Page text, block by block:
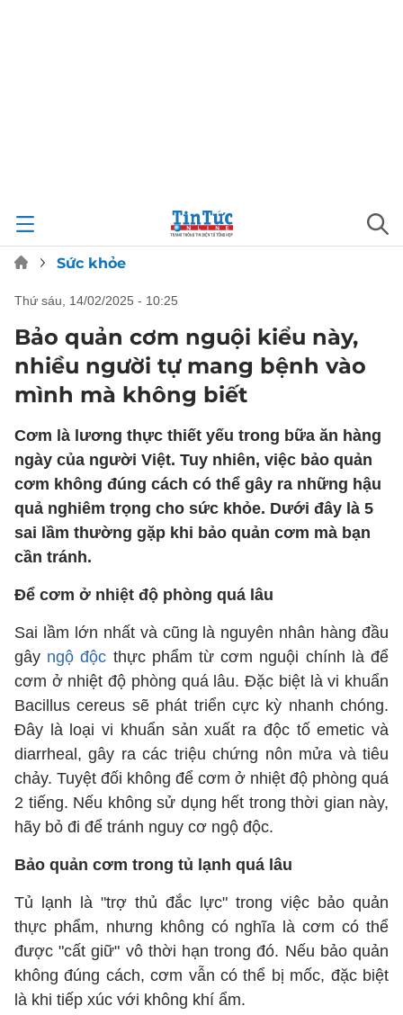
Sức khỏe
thứ sáu, 14/02/2025 - 10:25
Bảo quản cơm nguội kiểu này,
nhiều người tự mang bệnh vào
mình mà không biết
Cơm là lương thực thiết yếu trong bữa ăn hàng
ngày của người Việt. Tuy nhiên, việc bảo quản
cơm không đúng cách có thể gây ra những hậu
quả nghiêm trọng cho sức khỏe. Dưới đây là 5
sai lầm thường gặp khi bảo quản cơm mà bạn
cần tránh.
Để cơm ở nhiệt độ phòng quá lâu
Sai lầm lớn nhất và cũng là nguyên nhân hàng đầu
gây ngộ độc thực phẩm từ cơm nguội chính là để
cơm ở nhiệt độ phòng quá lâu. Đặc biệt là vi khuẩn
Bacillus cereus sẽ phát triển cực kỳ nhanh chóng.
Đây là loại vi khuẩn sản xuất ra độc tố emetic và
diarrheal, gây ra các triệu chứng nôn mửa và tiêu
chảy. Tuyệt đối không để cơm ở nhiệt độ phòng quá
2 tiếng. Nếu không sử dụng hết trong thời gian này,
hãy bỏ đi để tránh nguy cơ ngộ độc.
Bảo quản cơm trong tủ lạnh quá lâu
Tủ lạnh là "trợ thủ đắc lực" trong việc bảo quản
thực phẩm, nhưng không có nghĩa là cơm có thể
được "cất giữ" vô thời hạn trong đó. Nếu bảo quản
không đúng cách, cơm vẫn có thể bị mốc, đặc biệt
là khi tiếp xúc với không khí ẩm.